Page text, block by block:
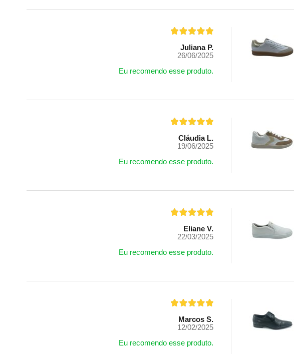
Juliana P.
26/06/2025
Eu recomendo esse produto.
Cláudia L.
19/06/2025
Eu recomendo esse produto.
Eliane V.
22/03/2025
Eu recomendo esse produto.
Marcos S.
12/02/2025
Eu recomendo esse produto.